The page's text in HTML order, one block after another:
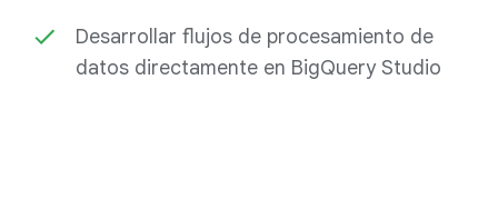
Desarrollar flujos de procesamiento de
datos directamente en BigQuery Studio